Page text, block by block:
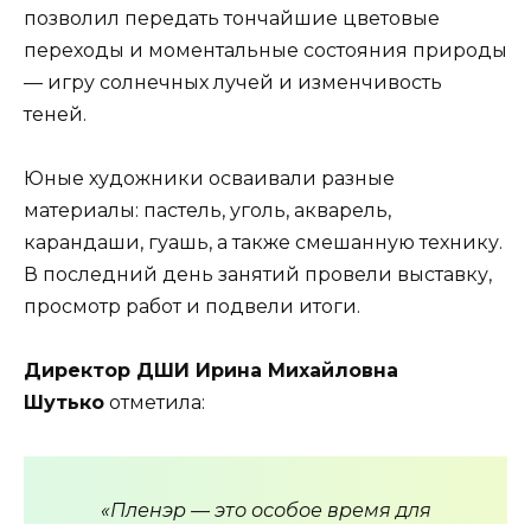
позволил передать тончайшие цветовые
переходы и моментальные состояния природы
— игру солнечных лучей и изменчивость
теней.
Юные художники осваивали разные
материалы: пастель, уголь, акварель,
карандаши, гуашь, а также смешанную технику.
В последний день занятий провели выставку,
просмотр работ и подвели итоги.
Директор ДШИ Ирина Михайловна
Шутько отметила:
«Пленэр — это особое время для